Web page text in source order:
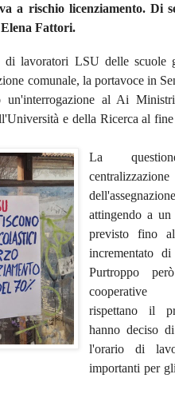
a rischio licenziamento. Di
Elena Fattori.
di lavoratori LSU delle scuole
comunale, la portavoce in
un'interrogazione al Ai
e della Ricerca al
La
attingendo a
previsto fino
incrementato
Purtroppo
cooperative
rispettano il
hanno deciso
l'orario di
importanti per